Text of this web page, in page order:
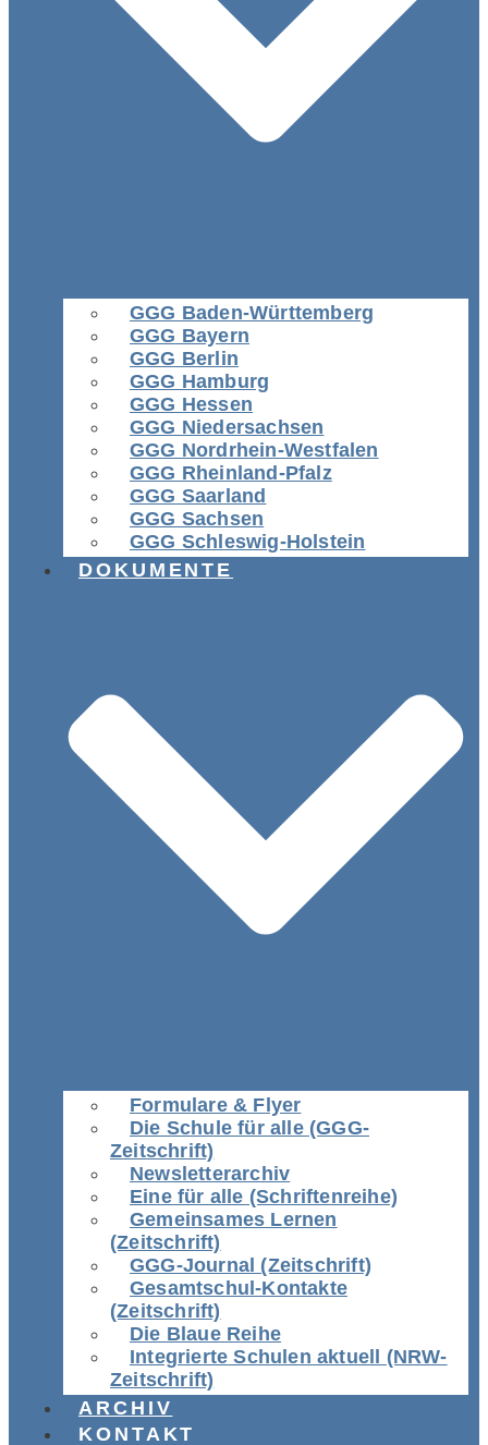
GGG Baden-Württemberg
GGG Bayern
GGG Berlin
GGG Hamburg
GGG Hessen
GGG Niedersachsen
GGG Nordrhein-Westfalen
GGG Rheinland-Pfalz
GGG Saarland
GGG Sachsen
GGG Schleswig-Holstein
DOKUMENTE
Formulare & Flyer
Die Schule für alle (GGG-
Zeitschrift)
Newsletterarchiv
Eine für alle (Schriftenreihe)
Gemeinsames Lernen
(Zeitschrift)
GGG-Journal (Zeitschrift)
Gesamtschul-Kontakte
(Zeitschrift)
Die Blaue Reihe
Integrierte Schulen aktuell (NRW-
Zeitschrift)
ARCHIV
KONTAKT